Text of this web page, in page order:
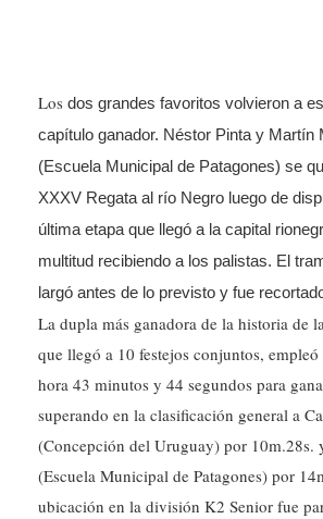
Los dos grandes favoritos volvieron a
capítulo ganador. Néstor Pinta y Martín
(Escuela Municipal de Patagones) se
XXXV Regata al río Negro luego de
última etapa que llegó a la capital
multitud recibiendo a los palistas. El
largó antes de lo previsto y fue
La dupla más ganadora de la historia de
que llegó a 10 festejos conjuntos,
hora 43 minutos y 44 segundos para
superando en la clasificación general a
(Concepción del Uruguay) por 10m.28s.
(Escuela Municipal de Patagones) por
ubicación en la división K2 Senior fue